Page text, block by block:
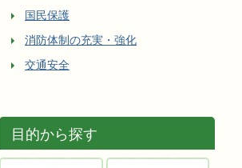
国民保護
消防体制の充実・強化
交通安全
目的から探す